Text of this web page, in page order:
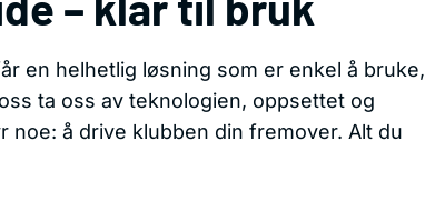
en helhetlig løsning som er enkel å bruke,
ta oss av teknologien, oppsettet og
å drive klubben din fremover. Alt du